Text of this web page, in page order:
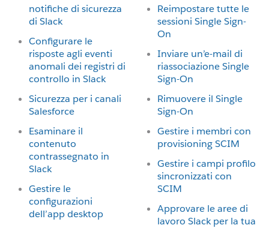
notifiche di sicurezza
di Slack
Configurare le
risposte agli eventi
anomali dei registri di
controllo in Slack
Sicurezza per i canali
Salesforce
Esaminare il
contenuto
contrassegnato in
Slack
Gestire le
configurazioni
dell’app desktop
Reimpostare tutte le
sessioni Single Sign-
On
Inviare un’e-mail di
riassociazione Single
Sign-On
Rimuovere il Single
Sign-On
Gestire i membri con
provisioning SCIM
Gestire i campi profilo
sincronizzati con
SCIM
Approvare le aree di
lavoro Slack per la tua